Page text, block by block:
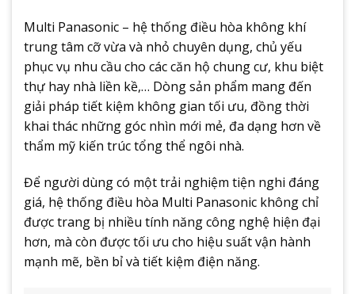
Multi Panasonic – hệ thống điều hòa không khí
trung tâm cỡ vừa và nhỏ chuyên dụng, chủ yếu
phục vụ nhu cầu cho các căn hộ chung cư, khu biệt
thự hay nhà liền kề,… Dòng sản phẩm mang đến
giải pháp tiết kiệm không gian tối ưu, đồng thời
khai thác những góc nhìn mới mẻ, đa dạng hơn về
thẩm mỹ kiến trúc tổng thể ngôi nhà.
Để người dùng có một trải nghiệm tiện nghi đáng
giá, hệ thống điều hòa Multi Panasonic không chỉ
được trang bị nhiều tính năng công nghệ hiện đại
hơn, mà còn được tối ưu cho hiệu suất vận hành
mạnh mẽ, bền bỉ và tiết kiệm điện năng.